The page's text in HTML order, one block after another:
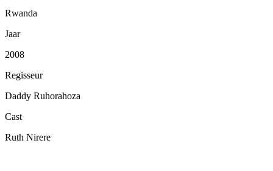
Rwanda
Jaar
2008
Regisseur
Daddy Ruhorahoza
Cast
Ruth Nirere